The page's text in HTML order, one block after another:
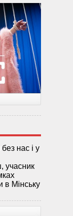
нас і у
учасник
в Мінську